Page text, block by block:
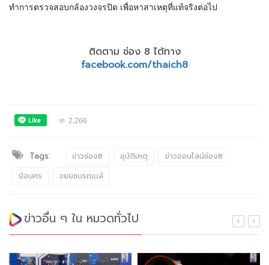
ทำการตรวจสอบกล้องวงจรปิด เพื่อหาสาเหตุที่แท้จริงต่อไป
ติดตาม ช่อง 8 ได้ทาง
facebook.com/thaich8
2,266
Tags: ข่าวช่อง8 อุบัติเหตุ
ข่าวออนไลน์ช่อง8
ย้อนศร
จยยชนรถเมล์
ข่าวอื่น ๆ ใน หมวดทั่วไป